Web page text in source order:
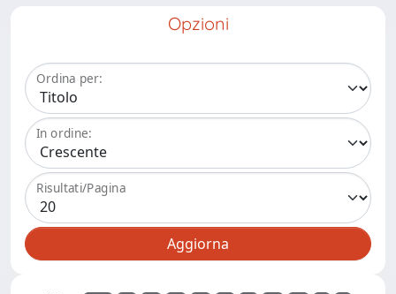
Opzioni
Ordina per:
In ordine:
Risultati/Pagina